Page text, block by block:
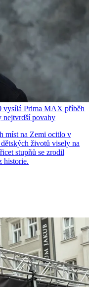
vysílá Prima MAX příběh
nejtvrdší povahy
míst na Zemi ocitlo v
životů visely na
stupňů se zrodil
historie.